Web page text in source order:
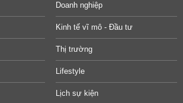
Doanh nghiệp
Kinh tế vĩ mô - Đầu tư
Thị trường
Lifestyle
Lịch sự kiện